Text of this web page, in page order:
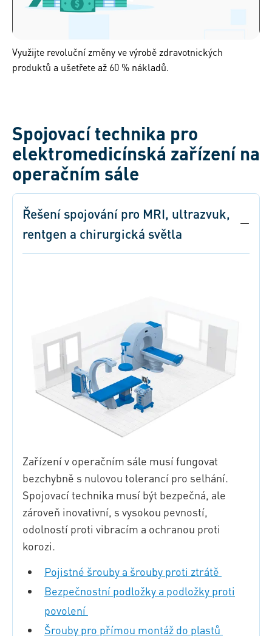
Využijte revoluční změny ve výrobě zdravotnických
produktů a ušetřete až 60 % nákladů.
Spojovací technika pro
elektromedicínská zařízení na
operačním sále
Řešení spojování pro MRI, ultrazvuk,
rentgen a chirurgická světla
Zařízení v operačním sále musí fungovat
bezchybně s nulovou tolerancí pro selhání.
Spojovací technika musí být bezpečná, ale
zároveň inovativní, s vysokou pevností,
odolností proti vibracím a ochranou proti
korozi.
Pojistné šrouby a šrouby proti ztrátě
Bezpečnostní podložky a podložky proti
povolení
Šrouby pro přímou montáž do plastů